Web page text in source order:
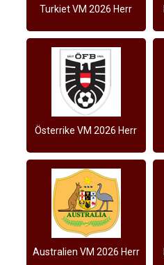
Turkiet VM 2026 Herr
Österrike VM 2026 Herr
Australien VM 2026 Herr